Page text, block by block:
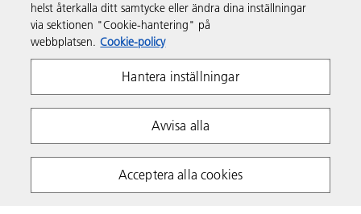
Följ oss
Integritetspolicy Villkor
Policy för cookies
Whistleblowing Policy
Copyright 2026 Ricoh. All rights reserved.
helst återkalla ditt samtycke eller ändra dina inställningar
via sektionen "Cookie-hantering" på
webbplatsen. Cookie-policy
Hantera inställningar
Avvisa alla
Acceptera alla cookies